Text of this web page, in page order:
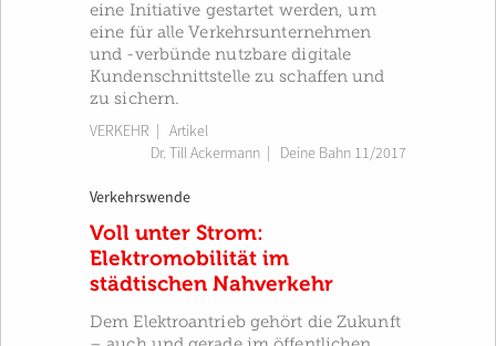
eine Initiative gestartet werden, um
eine für alle Verkehrsunternehmen
und -verbünde nutzbare digitale
Kundenschnittstelle zu schaffen und
zu sichern.
VERKEHR | Artikel
Dr. Till Ackermann
Deine Bahn 11/2017
Verkehrswende
Voll unter Strom:
Elektromobilität im
städtischen Nahverkehr
Dem Elektroantrieb gehört die Zukunft